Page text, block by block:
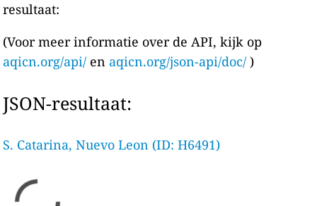
resultaat:
(Voor meer informatie over de API, kijk op
aqicn.org/api/ en aqicn.org/json-api/doc/ )
JSON-resultaat:
S. Catarina, Nuevo Leon (ID: H6491)